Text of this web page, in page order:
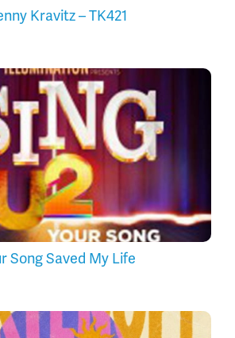
Kravitz – TK421
Song Saved My Life